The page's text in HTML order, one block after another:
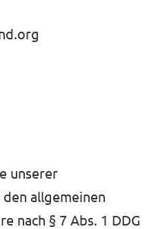
unserer
allgemeinen
nach § 7 Abs. 1 DDG